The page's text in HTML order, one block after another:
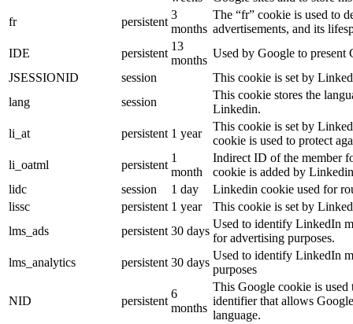
fr
persistent
3
months
The “fr” cookie is used to
advertisements, and its
IDE
persistent
13
months
Used by Google to present
JSESSIONID
session
This cookie is set by
lang
session
This cookie stores the
Linkedin.
li_at
persistent 1 year
This cookie is set by
cookie is used to protect
li_oatml
persistent
1
month
Indirect ID of the member
cookie is added by
lidc
session 1 day
Linkedin cookie used for
lissc
persistent 1 year
This cookie is set by
lms_ads
persistent 30 days
Used to identify LinkedIn
for advertising purposes.
lms_analytics
persistent 30 days
Used to identify LinkedIn
purposes
NID persistent
6
months
This Google cookie is used
identifier that allows
language.